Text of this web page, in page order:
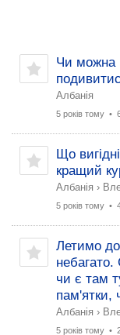
Чи можна
Албанія
5 років тому •
Що
кращий
Албанія ›
5 років тому •
Летимо до
чи є там
пам'ятки,
Албанія ›
5 років тому •